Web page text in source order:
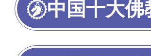
中国十大佛